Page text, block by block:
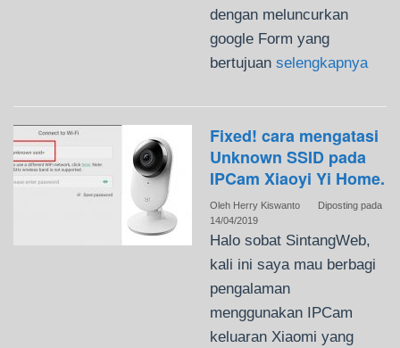
dengan meluncurkan
google Form yang
bertujuan selengkapnya
Fixed! cara mengatasi
Unknown SSID pada
IPCam Xiaoyi Yi Home.
Oleh Herry Kiswanto
Diposting pada
14/04/2019
Halo sobat SintangWeb,
kali ini saya mau berbagi
pengalaman
menggunakan IPCam
keluaran Xiaomi yang